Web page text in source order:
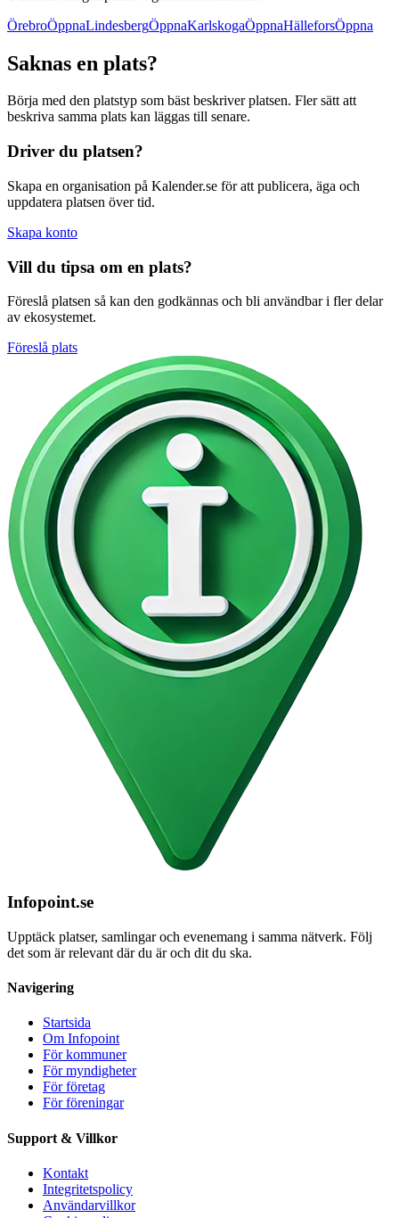
ÖrebroÖppnaLindesbergÖppnaKarlskogaÖppnaHälleforsÖppna
Saknas en plats?
Börja med den platstyp som bäst beskriver platsen. Fler sätt att
beskriva samma plats kan läggas till senare.
Driver du platsen?
Skapa en organisation på Kalender.se för att publicera, äga och
uppdatera platsen över tid.
Skapa konto
Vill du tipsa om en plats?
Föreslå platsen så kan den godkännas och bli användbar i fler delar
av ekosystemet.
Föreslå plats
Infopoint.se
Upptäck platser, samlingar och evenemang i samma nätverk. Följ
det som är relevant där du är och dit du ska.
Navigering
Startsida
Om Infopoint
För kommuner
För myndigheter
För företag
För föreningar
Support & Villkor
Kontakt
Integritetspolicy
Användarvillkor